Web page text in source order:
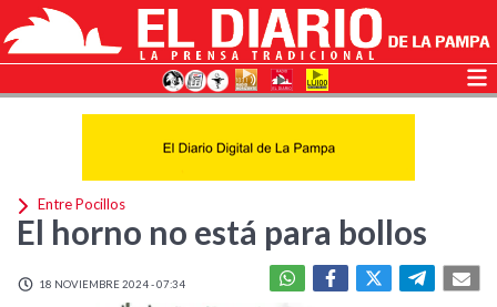
Entre Pocillos
El horno no está para bollos
18 NOVIEMBRE 2024 - 07:34